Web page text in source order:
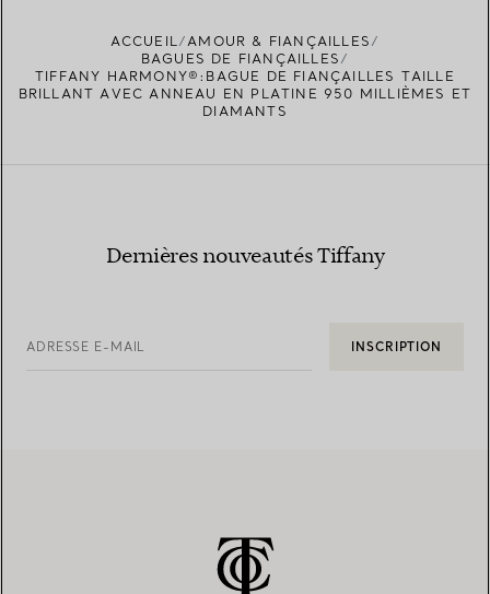
ACCUEIL
AMOUR & FIANÇAILLES
BAGUES DE FIANÇAILLES
TIFFANY HARMONY®:BAGUE DE FIANÇAILLES TAILLE
BRILLANT AVEC ANNEAU EN PLATINE 950 MILLIÈMES ET
DIAMANTS
Dernières nouveautés Tiffany
ADRESSE E-MAIL INSCRIPTION